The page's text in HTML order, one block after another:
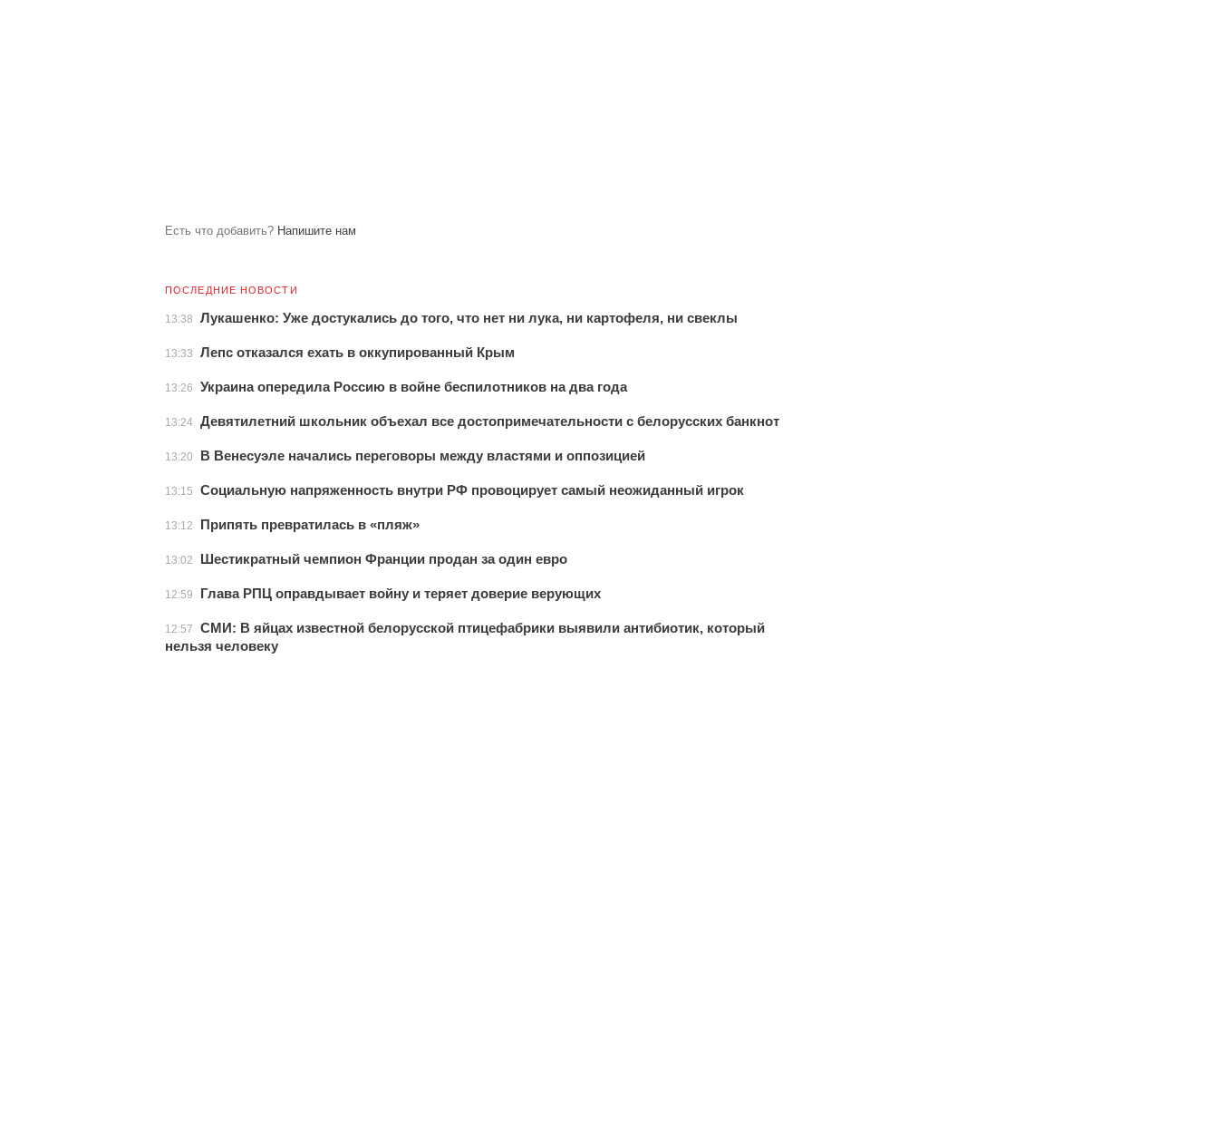
Есть что добавить? Напишите нам
ПОСЛЕДНИЕ НОВОСТИ
13:38 Лукашенко: Уже достукались до того, что нет ни лука, ни картофеля, ни свеклы
13:33 Лепс отказался ехать в оккупированный Крым
13:26 Украина опередила Россию в войне беспилотников на два года
13:24 Девятилетний школьник объехал все достопримечательности с белорусских банкнот
13:20 В Венесуэле начались переговоры между властями и оппозицией
13:15 Социальную напряженность внутри РФ провоцирует самый неожиданный игрок
13:12 Припять превратилась в «пляж»
13:02 Шестикратный чемпион Франции продан за один евро
12:59 Глава РПЦ оправдывает войну и теряет доверие верующих
12:57
СМИ: В яйцах известной белорусской птицефабрики выявили антибиотик, который
нельзя человеку